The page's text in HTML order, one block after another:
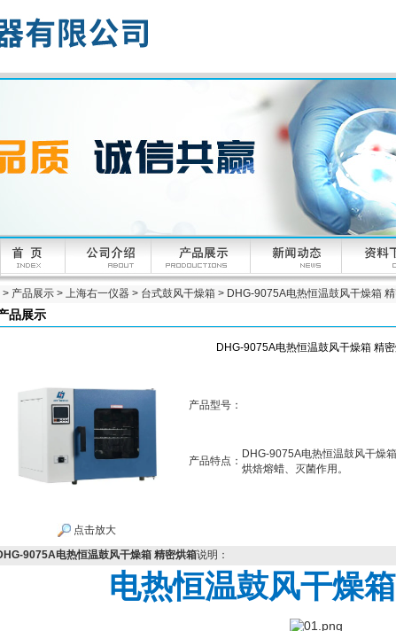
> 产品展示 > 上海右一仪器 > 台式鼓风干燥箱 > DHG-9075A电热恒温鼓风干燥箱
品展示
DHG-9075A电热恒温鼓风干燥箱 精
点击放大
产品型号：
产品特点：
DHG-9075A电热恒温鼓风干燥
烘焙熔蜡、灭菌作用。
9075A电热恒温鼓风干燥箱 精密烘箱说明：
电热恒温鼓风干燥箱